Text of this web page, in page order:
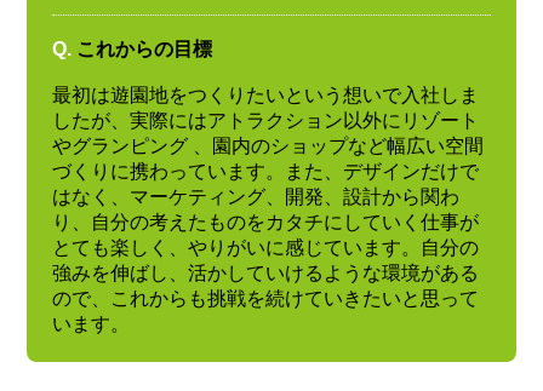
Q. これからの目標
最初は遊園地をつくりたいという想いで入社しま
したが、実際にはアトラクション以外にリゾート
やグランピング 、園内のショップなど幅広い空間
づくりに携わっています。また、デザインだけで
はなく、マーケティング、開発、設計から関わ
り、自分の考えたものをカタチにしていく仕事が
とても楽しく、やりがいに感じています。自分の
強みを伸ばし、活かしていけるような環境がある
ので、これからも挑戦を続けていきたいと思って
います。